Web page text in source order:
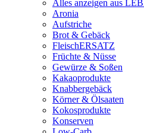
Alles anzeigen aus
Aronia
Aufstriche
Brot & Gebäck
FleischERSATZ
Früchte & Nüsse
Gewürze & Soßen
Kakaoprodukte
Knabbergebäck
Körner & Ölsaaten
Kokosprodukte
Konserven